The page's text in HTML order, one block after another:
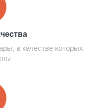
в качестве которых